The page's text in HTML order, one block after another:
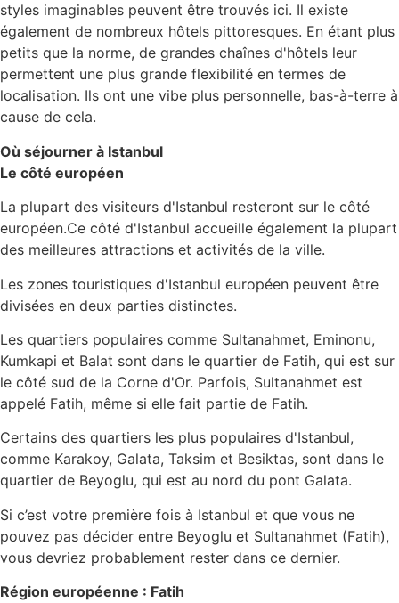
styles imaginables peuvent être trouvés ici. Il existe
également de nombreux hôtels pittoresques. En étant plus
petits que la norme, de grandes chaînes d'hôtels leur
permettent une plus grande flexibilité en termes de
localisation. Ils ont une vibe plus personnelle, bas-à-terre à
cause de cela.
Où séjourner à Istanbul
Le côté européen
La plupart des visiteurs d'Istanbul resteront sur le côté
européen.Ce côté d'Istanbul accueille également la plupart
des meilleures attractions et activités de la ville.
Les zones touristiques d'Istanbul européen peuvent être
divisées en deux parties distinctes.
Les quartiers populaires comme Sultanahmet, Eminonu,
Kumkapi et Balat sont dans le quartier de Fatih, qui est sur
le côté sud de la Corne d'Or. Parfois, Sultanahmet est
appelé Fatih, même si elle fait partie de Fatih.
Certains des quartiers les plus populaires d'Istanbul,
comme Karakoy, Galata, Taksim et Besiktas, sont dans le
quartier de Beyoglu, qui est au nord du pont Galata.
Si c’est votre première fois à Istanbul et que vous ne
pouvez pas décider entre Beyoglu et Sultanahmet (Fatih),
vous devriez probablement rester dans ce dernier.
Région européenne : Fatih